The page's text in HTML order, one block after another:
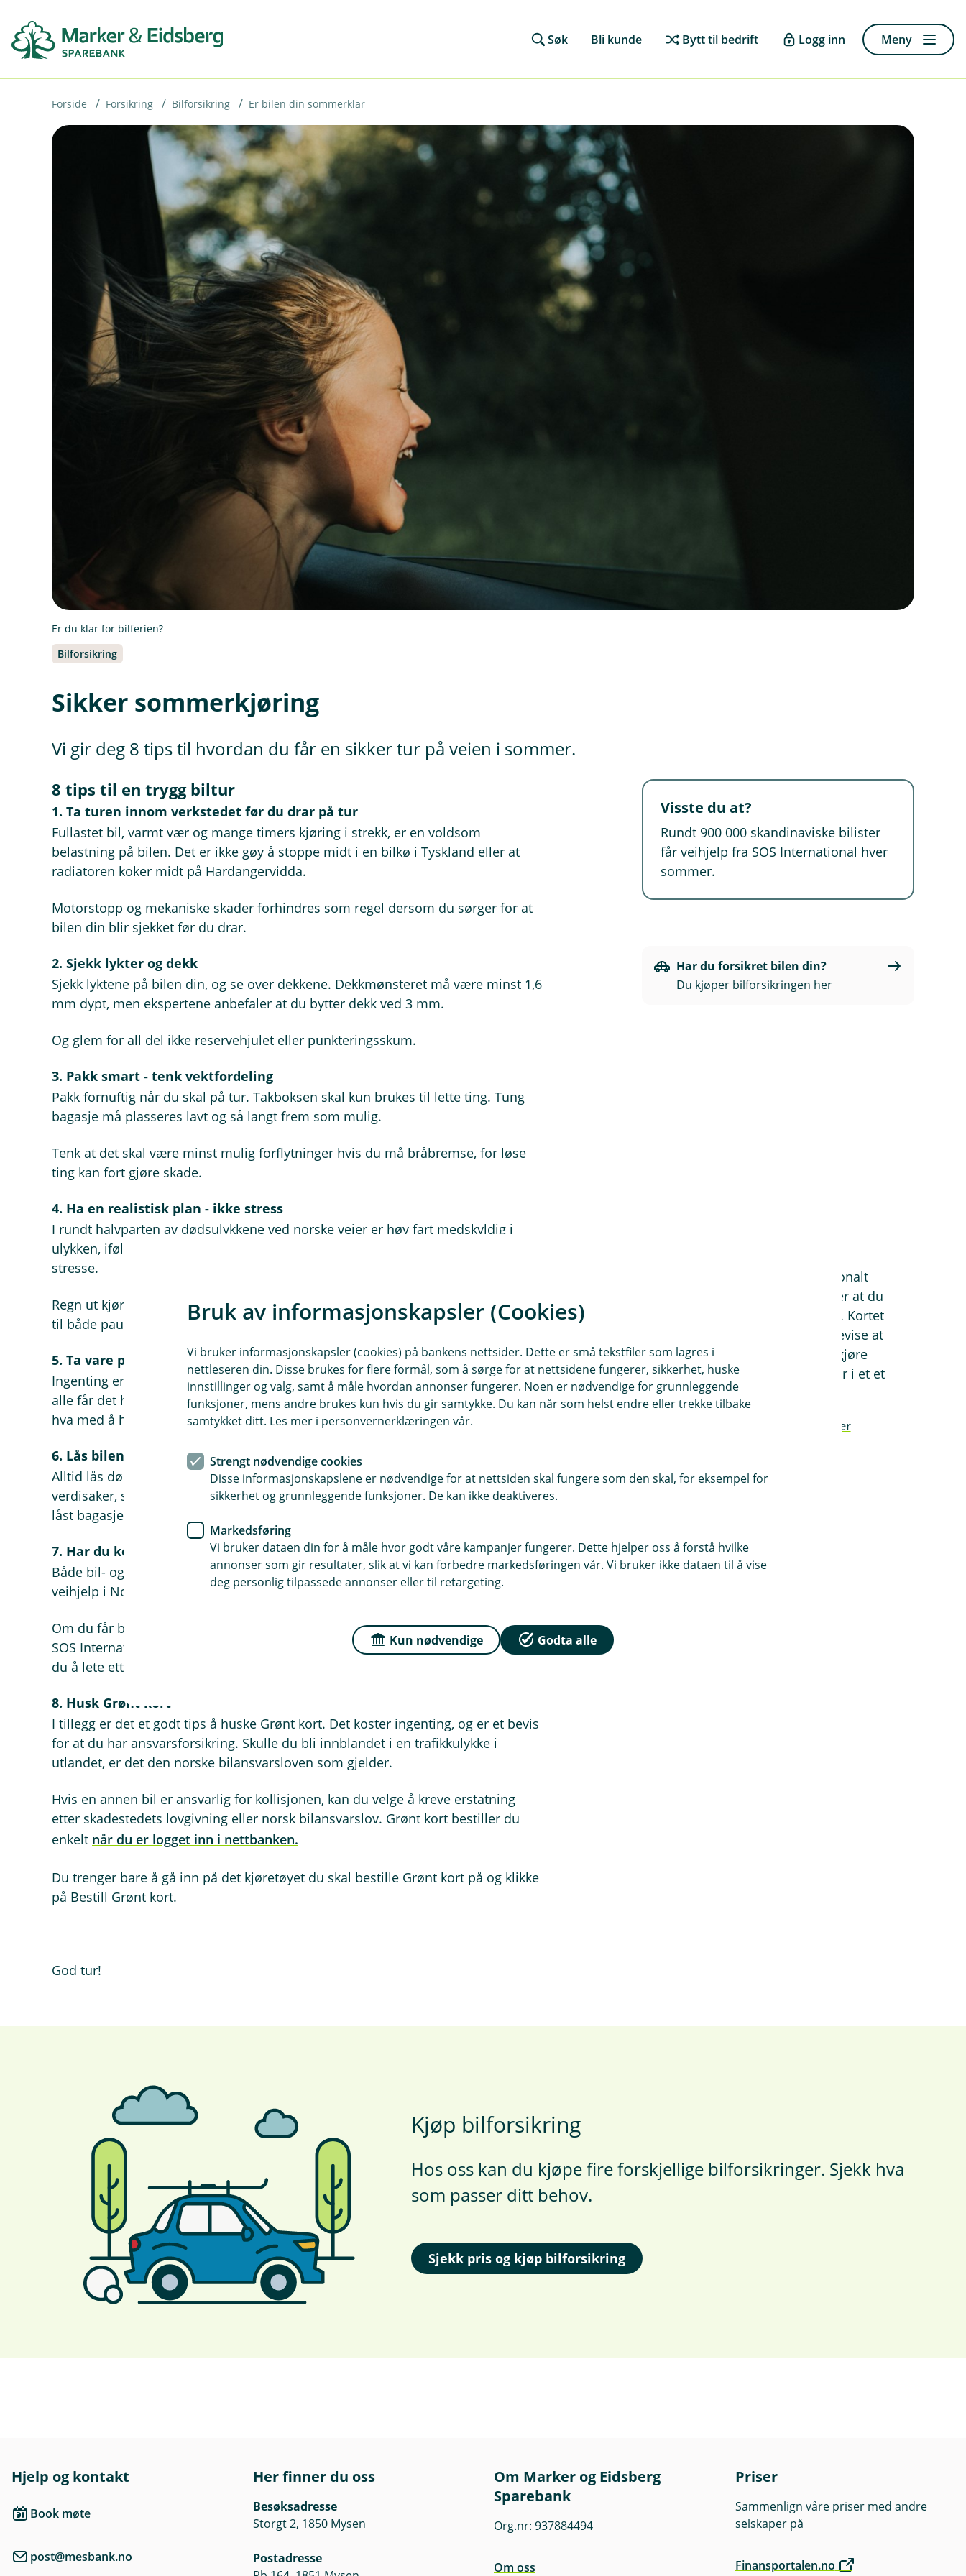
Søk Bli kunde Bytt til bedrift Logg inn Meny
Forside Forsikring Bilforsikring Er bilen din sommerklar
Er du klar for bilferien?
Bilforsikring
Sikker sommerkjøring
Vi gir deg 8 tips til hvordan du får en sikker tur på veien i sommer.
8 tips til en trygg biltur
1. Ta turen innom verkstedet før du drar på tur
Fullastet bil, varmt vær og mange timers kjøring i strekk, er en voldsom
belastning på bilen. Det er ikke gøy å stoppe midt i en bilkø i Tyskland eller at
radiatoren koker midt på Hardangervidda.
Motorstopp og mekaniske skader forhindres som regel dersom du sørger for at
bilen din blir sjekket før du drar.
2. Sjekk lykter og dekk
Sjekk lyktene på bilen din, og se over dekkene. Dekkmønsteret må være minst 1,6
mm dypt, men ekspertene anbefaler at du bytter dekk ved 3 mm.
Og glem for all del ikke reservehjulet eller punkteringsskum.
3. Pakk smart - tenk vektfordeling
Pakk fornuftig når du skal på tur. Takboksen skal kun brukes til lette ting. Tung
bagasje må plasseres lavt og så langt frem som mulig.
Tenk at det skal være minst mulig forflytninger hvis du må bråbremse, for løse
ting kan fort gjøre skade.
4. Ha en realistisk plan - ikke stress
I rundt halvparten av dødsulykkene ved norske veier er høy fart medskyldig i
ulykken, ifølge Trygg Trafikk. Husk at du har ferie - det er helt unødvendig å
stresse.
Regn ut kjøretiden med en realistisk hastighet når du planlegger turen. Da får du
til både pauser og uforutsette trafikkforhold.
5. Ta vare på barna
Ingenting er mer stressende enn skrikende barn i baksetet. Planlegg turen slik at
alle får det hyggelig. Drikkevarer, snacks, lesestoff og spill er sikre vinnere. Eller
hva med å høre på en lydbok som hele familien kan kose seg med?
6. Lås bilen når du forlater den
Alltid lås dører og bagasjerom hvis du forlater bilen. Om du må legge igjen
verdisaker, så husk å sikre at de ligger i et lukket og låst hanskerom eller separat
låst bagasjerom.
7. Har du kontroll på forsikringene?
Både bil- og reiseforsikringen dekker deg i inn- og utland. Hvis du trenger
veihjelp i Norge, ring oss på telefon 62 51 83 88, så hjelper vi deg videre.
Om du får behov for veihjelp i utlandet, kontakter du samarbeidspartneren vår
SOS International på telefon 22 22 77 06. Hvis du lagrer numrene nå, så slipper
du å lete etter dem når det gjelder.
8. Husk Grønt kort
I tillegg er det et godt tips å huske Grønt kort. Det koster ingenting, og er et bevis
for at du har ansvarsforsikring. Skulle du bli innblandet i en trafikkulykke i
utlandet, er det den norske bilansvarsloven som gjelder.
Hvis en annen bil er ansvarlig for kollisjonen, kan du velge å kreve erstatning
etter skadestedets lovgivning eller norsk bilansvarslov. Grønt kort bestiller du
enkelt når du er logget inn i nettbanken.
Du trenger bare å gå inn på det kjøretøyet du skal bestille Grønt kort på og klikke
på Bestill Grønt kort.
God tur!
Visste du at?
Rundt 900 000 skandinaviske bilister
får veihjelp fra SOS International hver
sommer.
Har du forsikret bilen din?
Du kjøper bilforsikringen her
Grønt kort er et internasjonalt
forsikringskort som bekrefter at du
har gyldig ansvarsforsikring. Kortet
gjør det enklere for deg å bevise at
du har forsikring og kan gjøre
situasjonen lettere hvis du er i et et
Les mer om grønt kort her
Kjøp bilforsikring
Hos oss kan du kjøpe fire forskjellige bilforsikringer. Sjekk hva
som passer ditt behov.
Sjekk pris og kjøp bilforsikring
Hjelp og kontakt
Book møte
post@mesbank.no
Her finner du oss
Besøksadresse
Storgt 2, 1850 Mysen
Postadresse
Om Marker og Eidsberg
Sparebank
Org.nr: 937884494
Om oss
Priser
Sammenlign våre priser med andre
selskaper på
Finansportalen.no
Bruk av informasjonskapsler (Cookies)
Vi bruker informasjonskapsler (cookies) på bankens nettsider. Dette er små tekstfiler som lagres i
nettleseren din. Disse brukes for flere formål, som å sørge for at nettsidene fungerer, sikkerhet, huske
innstillinger og valg, samt å måle hvordan annonser fungerer. Noen er nødvendige for grunnleggende
funksjoner, mens andre brukes kun hvis du gir samtykke. Du kan når som helst endre eller trekke tilbake
samtykket ditt. Les mer i personvernerklæringen vår.
Strengt nødvendige cookies
Disse informasjonskapslene er nødvendige for at nettsiden skal fungere som den skal, for eksempel for
sikkerhet og grunnleggende funksjoner. De kan ikke deaktiveres.
Markedsføring
Vi bruker dataen din for å måle hvor godt våre kampanjer fungerer. Dette hjelper oss å forstå hvilke
annonser som gir resultater, slik at vi kan forbedre markedsføringen vår. Vi bruker ikke dataen til å vise
deg personlig tilpassede annonser eller til retargeting.
Kun nødvendige Godta alle